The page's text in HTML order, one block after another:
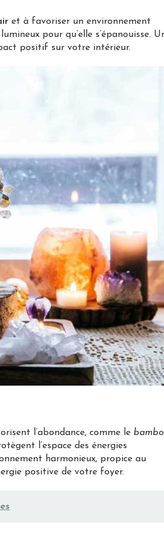
et à favoriser un environnement
pour qu’elle s’épanouisse.
positif sur votre intérieur.
l’abondance, comme le
l’espace des énergies
harmonieux, propice au
positive de votre foyer.